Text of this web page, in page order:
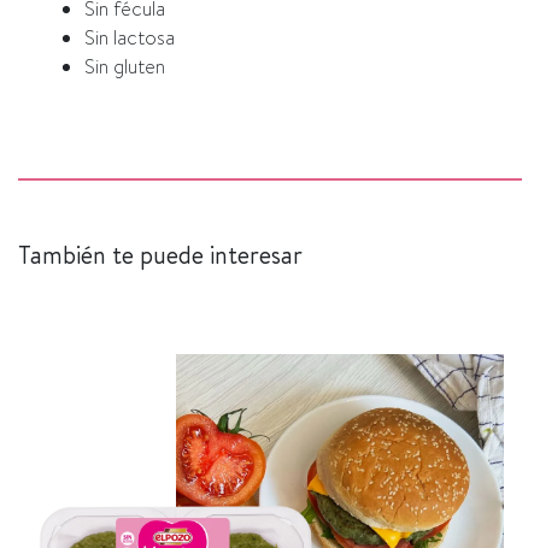
Sin fécula
Sin lactosa
Sin gluten
También te puede interesar